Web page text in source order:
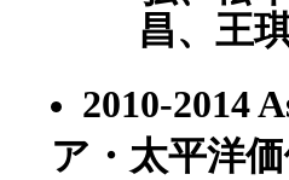
昌、王
2010-2014
ア・太平洋